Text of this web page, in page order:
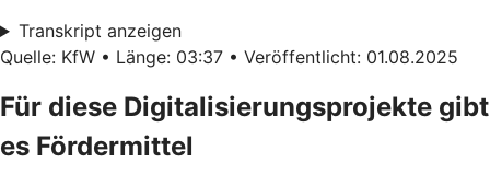
Transkript anzeigen
Quelle: KfW • Länge: 03:37 • Veröffentlicht: 01.08.2025
Für diese Digitalisierungsprojekte gibt
es Fördermittel